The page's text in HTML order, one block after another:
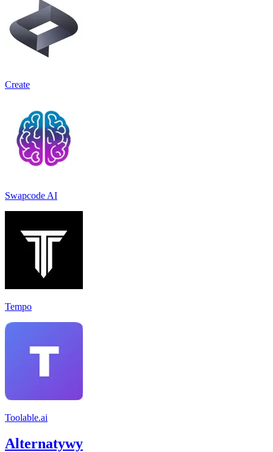
Create
Swapcode AI
Tempo
Toolable.ai
Alternatywy